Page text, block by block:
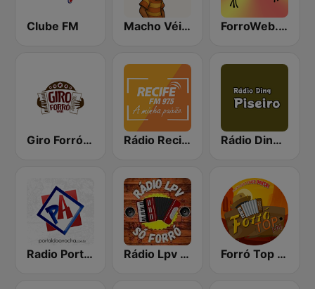
Clube FM Macho Véi FM ForroWeb.com
Giro Forró Web Rádio Recife FM Rádio Ding - Piseiro
Radio Portal do Arrocha Rádio Lpv Só Forró Forró Top FM